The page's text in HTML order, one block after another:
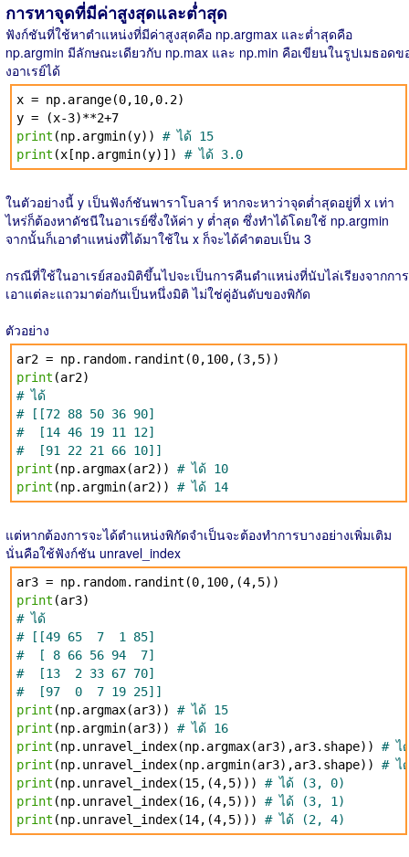
การหาจุดที่มีค่าสูงสุดและต่ำสุด
ฟังก์ชันที่ใช้หาตำแหน่งที่มีค่าสูงสุดคือ np.argmax และต่ำสุดคือ
np.argmin มีลักษณะเดียวกับ np.max และ np.min คือเขียนในรูปเมธอดข
งอาเรย์ได้
x = np.arange(0,10,0.2)
y = (x-3)**2+7
print (np.argmin(y)) # ได้ 15
print (x[np.argmin(y)]) # ได้ 3.0
ในตัวอย่างนี้ y เป็นฟังก์ชันพาราโบลาร์ หากจะหาว่าจุดต่ำสุดอยู่ที่ x เท่า
ไหร่ก็ต้องหาดัชนีในอาเรย์ซึ่งให้ค่า y ต่ำสุด ซึ่งทำได้โดยใช้ np.argmin
จากนั้นก็เอาตำแหน่งที่ได้มาใช้ใน x ก็จะได้คำตอบเป็น 3
กรณีที่ใช้ในอาเรย์สองมิติขึ้นไปจะเป็นการคืนตำแหน่งที่นับไล่เรียงจากการ
เอาแต่ละแถวมาต่อกันเป็นหนึ่งมิติ ไม่ใช่คู่อันดับของพิกัด
ตัวอย่าง
ar2 = np.random.randint(0,100,(3,5))
print (ar2)
# ได้
# [[72 88 50 36 90]
# [14 46 19 11 12]
# [91 22 21 66 10]]
print (np.argmax(ar2)) # ได้ 10
print (np.argmin(ar2)) # ได้ 14
แต่หากต้องการจะได้ตำแหน่งพิกัดจำเป็นจะต้องทำการบางอย่างเพิ่มเติม
นั่นคือใช้ฟังก์ชัน unravel_index
ar3 = np.random.randint(0,100,(4,5))
print (ar3)
# ได้
# [[49 65 7 1 85]
# [ 8 66 56 94 7]
# [13 2 33 67 70]
# [97 0 7 19 25]]
print (np.argmax(ar3)) # ได้ 15
print (np.argmin(ar3)) # ได้ 16
print (np.unravel_index(np.argmax(ar3),ar3.shape)) # ไ
print (np.unravel_index(np.argmin(ar3),ar3.shape)) # ไ
print (np.unravel_index(15,(4,5))) # ได้ (3, 0)
print (np.unravel_index(16,(4,5))) # ได้ (3, 1)
print (np.unravel_index(14,(4,5))) # ได้ (2, 4)